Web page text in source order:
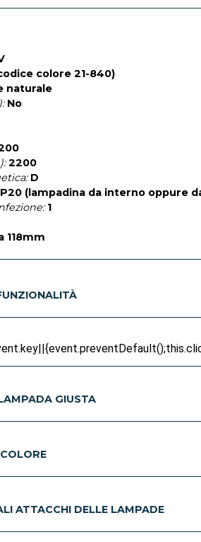
colore 21-840)
naturale
No
2200
D
(lampadina da interno oppure
1
118mm
GIUSTA
ATTACCHI DELLE LAMPADE